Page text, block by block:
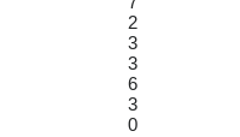
2
3
3
6
3
0